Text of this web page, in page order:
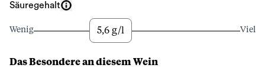
Säuregehalt
Wenig 5,6 g/l Viel
Das Besondere an diesem Wein